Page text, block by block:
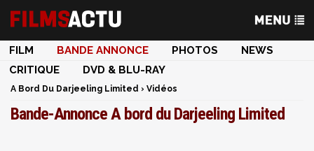
FILM BANDE ANNONCE PHOTOS
NEWS
CRITIQUE
DVD & BLU-RAY
A Bord Du Darjeeling Limited › Vidéos
Bande-Annonce A bord du Darjeeling Limited